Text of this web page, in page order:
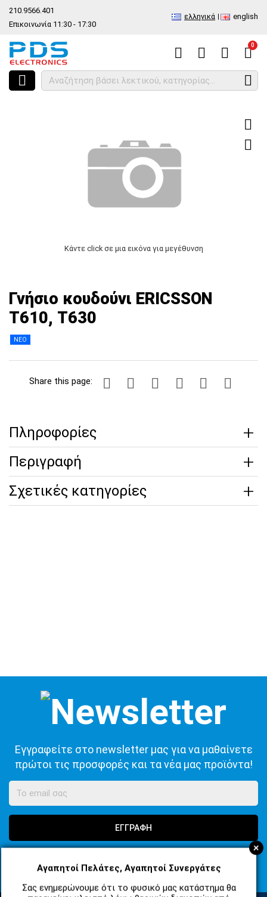
210.9566.401
Επικοινωνία 11:30 - 17:30
ελληνικά english
0
+
Αγαπητοί Πελάτες, Αγαπητοί Συνεργάτες
Σας ενημερώνουμε ότι το φυσικό μας κατάστημα θα
HOME Γνήσιο κουδούνι ERICSSON Τ610, Τ630
Κάντε click σε μια εικόνα για μεγέθυνση
Γνήσιο κουδούνι ERICSSON
Τ610, Τ630
ΝΕΟ
Share this page:
Πληροφορίες
Περιγραφή
Σχετικές κατηγορίες
Εγγραφείτε στο newsletter μας για να μαθαίνετε
πρώτοι τις προσφορές και τα νέα μας προϊόντα!
ΕΓΓΡΑΦΗ
Απορρήτου